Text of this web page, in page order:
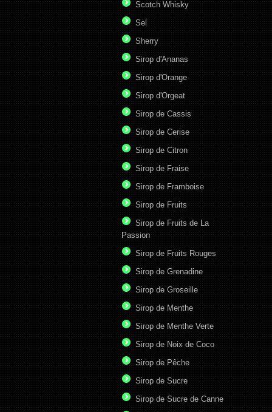
Scotch Whisky
Sel
Sherry
Sirop d'Ananas
Sirop d'Orange
Sirop d'Orgeat
Sirop de Cassis
Sirop de Cerise
Sirop de Citron
Sirop de Fraise
Sirop de Framboise
Sirop de Fruits
Sirop de Fruits de La
Passion
Sirop de Fruits Rouges
Sirop de Grenadine
Sirop de Groseille
Sirop de Menthe
Sirop de Menthe Verte
Sirop de Noix de Coco
Sirop de Pêche
Sirop de Sucre
Sirop de Sucre de Canne